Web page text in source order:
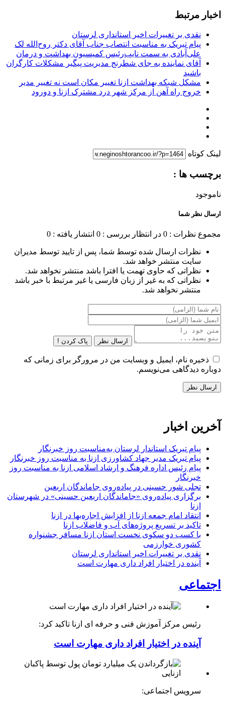
اخبار مرتبط
نقدی بر تغییرات اخیر استانداری لرستان
پیام تبریک به مناسبت انتصاب جناب آقای دکتر روح‌الله لک
علی‌آبادی به سمت نایب‌رئیس کمیسیون بهداشت و درمان
آقای نماینده به جای شطرنج مدیریت پیگیر مشکلات کارگران
باشید
مشکل شبکه بهداشت ازنا تغییر مکان است نه تغییر مدیر
خروج راه آهن از مرکز شهر درد مشترک ازنا و دورود
لینک کوتاه
برچسب ها :
ناموجود
ارسال نظر شما
مجموع نظرات : 0 در انتظار بررسی : 0 انتشار یافته : 0
نظرات ارسال شده توسط شما، پس از تایید توسط مدیران
سایت منتشر خواهد شد.
نظراتی که حاوی تهمت یا افترا باشد منتشر نخواهد شد.
نظراتی که به غیر از زبان فارسی یا غیر مرتبط با خبر باشد
منتشر نخواهد شد.
ارسال نظر پاک کردن !
ذخیره نام، ایمیل و وبسایت من در مرورگر برای زمانی که
دوباره دیدگاهی می‌نویسم.
آخرین اخبار
پیام تبریک استاندار لرستان به‌مناسبت روز خبرنگار
پیام تبریک مدیر جهاد کشاورزی ازنا به مناسبت روز خبرنگار
پیام رئیس اداره فرهنگ و ارشاد اسلامی ازنا به مناسبت روز
خبرنگار
تجلی شور حسینی در پیاده‌روی جاماندگان اربعین
برگزاری پیاده‌روی «جاماندگان اربعین حسینی» در شهرستان
ازنا
انتقاد امام جمعه ازنا از افزایش اجاره‌بها در ازنا
تاکید بر تسریع پروژه‌های آب و فاضلاب ازنا
با کسب دو سکوی نخست استان ازنا مسافر جشنواره
کشوری خوارزمی
نقدی بر تغییرات اخیر استانداری لرستان
آینده در اختیار افراد داری مهارت است
اجتماعی
رئیس مرکز آموزش فنی و حرفه ای ازنا تاکید کرد:
آینده در اختیار افراد داری مهارت است
سرویس اجتماعی: